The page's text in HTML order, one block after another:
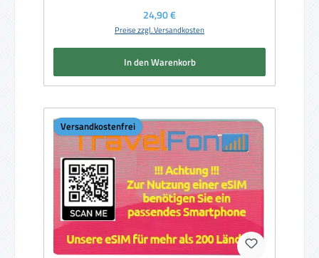
Regulärer Preis:
24,90 €
Preise zzgl. Versandkosten
In den Warenkorb
Versandkostenfrei